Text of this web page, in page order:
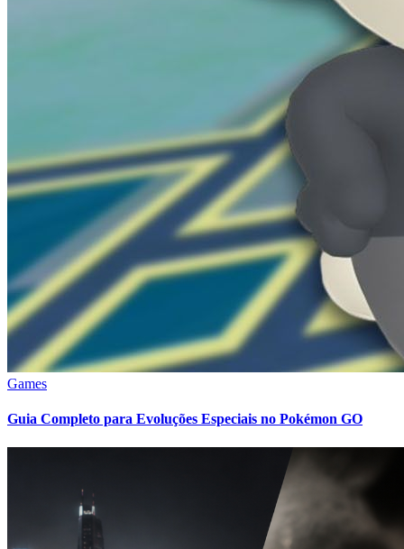
Games
Guia Completo para Evoluções Especiais no Pokémon GO